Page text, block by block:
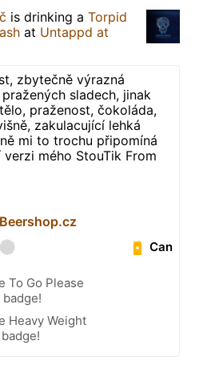
is drinking a Torpid
at Untappd at
zbytečně výrazná
sladech, jinak
praženost, čokoláda,
zakulacující lehká
mi to trochu připomíná
mého StouTik From
Beershop.cz
Can
To Go Please
Heavy Weight